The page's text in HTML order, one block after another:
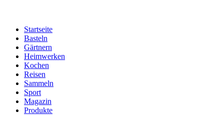
Startseite
Basteln
Gärtnern
Heimwerken
Kochen
Reisen
Sammeln
Sport
Magazin
Produkte